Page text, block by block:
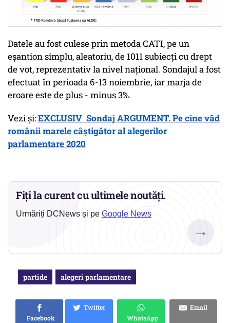
Datele au fost culese prin metoda CATI, pe un
eșantion simplu, aleatoriu, de 1011 subiecți cu drept
de vot, reprezentativ la nivel național. Sondajul a fost
efectuat în perioada 6-13 noiembrie, iar marja de
eroare este de plus - minus 3%.
Vezi și:EXCLUSIV Sondaj ARGUMENT. Pe cine văd
românii marele câștigător al alegerilor
parlamentare 2020
Fiți la curent cu ultimele noutăți.
Urmăriți DCNews și pe Google News
→
partide alegeri parlamentare
Facebook
Twitter
WhatsApp
Email